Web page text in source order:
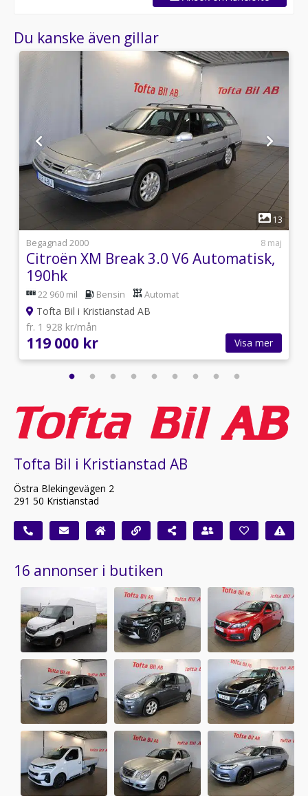
Du kanske även gillar
1
13
Begagnad 2000
8 maj
Citroën XM Break 3.0 V6 Automatisk,
190hk
22 960 mil Bensin Automat
Tofta Bil i Kristianstad AB
fr. 1 928 kr/mån
119 000 kr Visa mer
Tofta Bil i Kristianstad AB
Östra Blekingevägen 2
291 50 Kristianstad
16 annonser i butiken